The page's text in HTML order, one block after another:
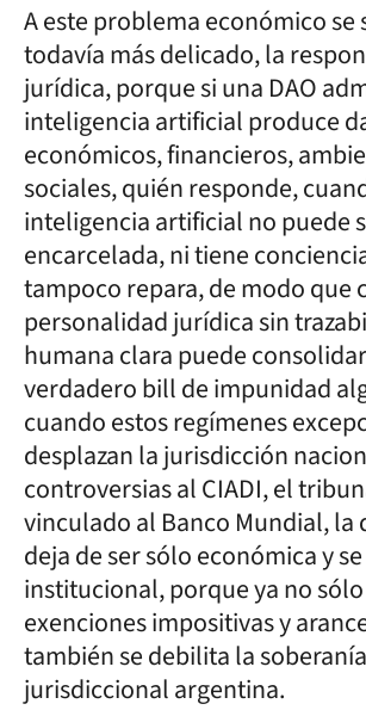
A este problema económico se
todavía más delicado, la
jurídica, porque si una DAO
inteligencia artificial produce
económicos, financieros,
sociales, quién responde,
inteligencia artificial no puede
encarcelada, ni tiene
tampoco repara, de modo que
personalidad jurídica sin
humana clara puede
verdadero bill de impunidad
cuando estos regímenes
desplazan la jurisdicción
controversias al CIADI, el
vinculado al Banco Mundial, la
deja de ser sólo económica y
institucional, porque ya no
exenciones impositivas y
también se debilita la
jurisdiccional argentina.